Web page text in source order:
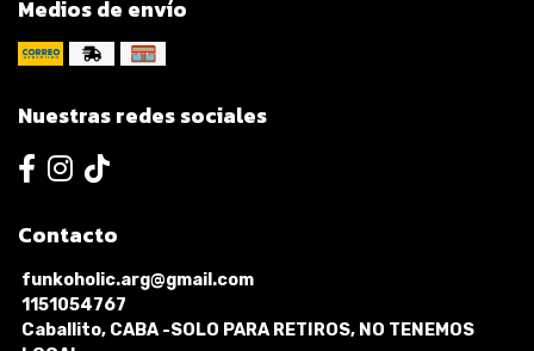
Medios de envío
Nuestras redes sociales
Contacto
funkoholic.arg@gmail.com
1151054767
Caballito, CABA -SOLO PARA RETIROS, NO TENEMOS